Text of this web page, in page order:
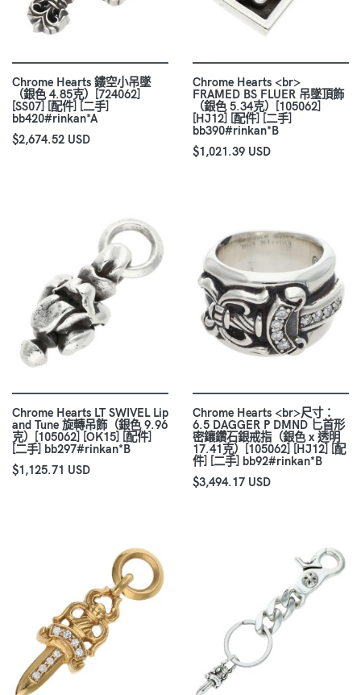
Chrome Hearts 鏤空小吊墜
（銀色 4.85克）[724062]
[SS07] [配件] [二手]
bb420#rinkan*A
$2,674.52 USD
Chrome Hearts <br>
FRAMED BS FLUER 吊墜頂飾
（銀色 5.34克）[105062]
[HJ12] [配件] [二手]
bb390#rinkan*B
$1,021.39 USD
Chrome Hearts LT SWIVEL Lip
and Tune 旋轉吊飾（銀色 9.96
克）[105062] [OK15] [配件]
[二手] bb297#rinkan*B
$1,125.71 USD
Chrome Hearts <br>尺寸：
6.5 DAGGER P DMND 匕首形
密鑲鑽石銀戒指（銀色 x 透明
17.41克）[105062] [HJ12] [配
件] [二手] bb92#rinkan*B
$3,494.17 USD